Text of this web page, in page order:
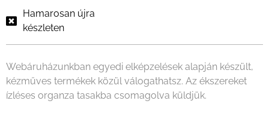
Hamarosan újra
készleten
Webáruházunkban egyedi elképzelések alapján készült,
kézműves termékek közül válogathatsz. Az ékszereket
ízléses organza tasakba csomagolva küldjük.